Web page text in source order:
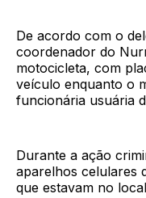
De acordo com o
coordenador do
motocicleta, com
veículo enquanto o
funcionária usuária
Durante a ação
aparelhos celulares
que estavam no